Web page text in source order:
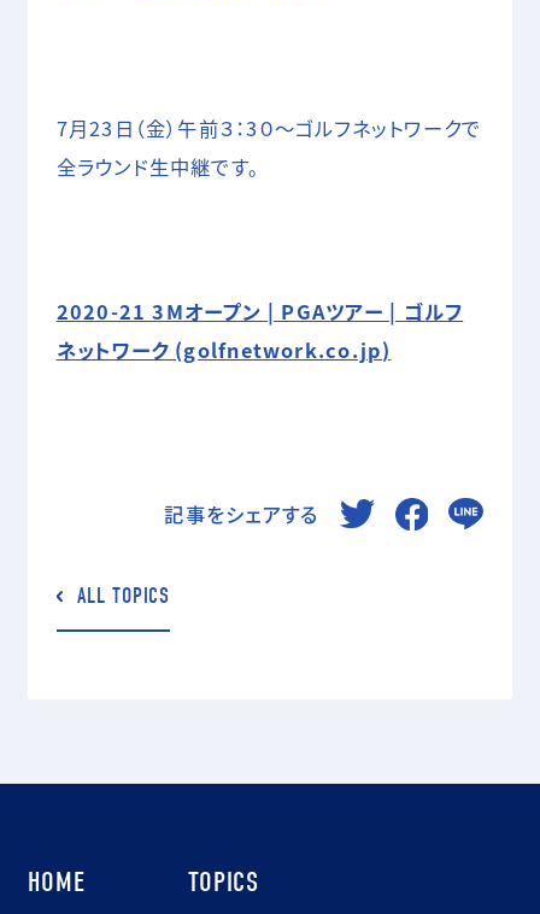
7月23日（金）午前３：3０～ゴルフネットワークで
全ラウンド生中継です。
2020-21 3Mオープン | PGAツアー | ゴルフ
ネットワーク (golfnetwork.co.jp)
記事をシェアする
ALL TOPICS
HOME TOPICS